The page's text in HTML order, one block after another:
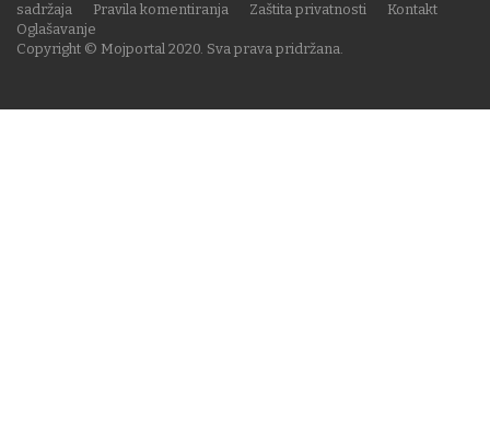
Copyright © Mojportal 2020. Sva prava pridržana.
sadržaja
Pravila komentiranja Zaštita privatnosti
Kontakt
Oglašavanje